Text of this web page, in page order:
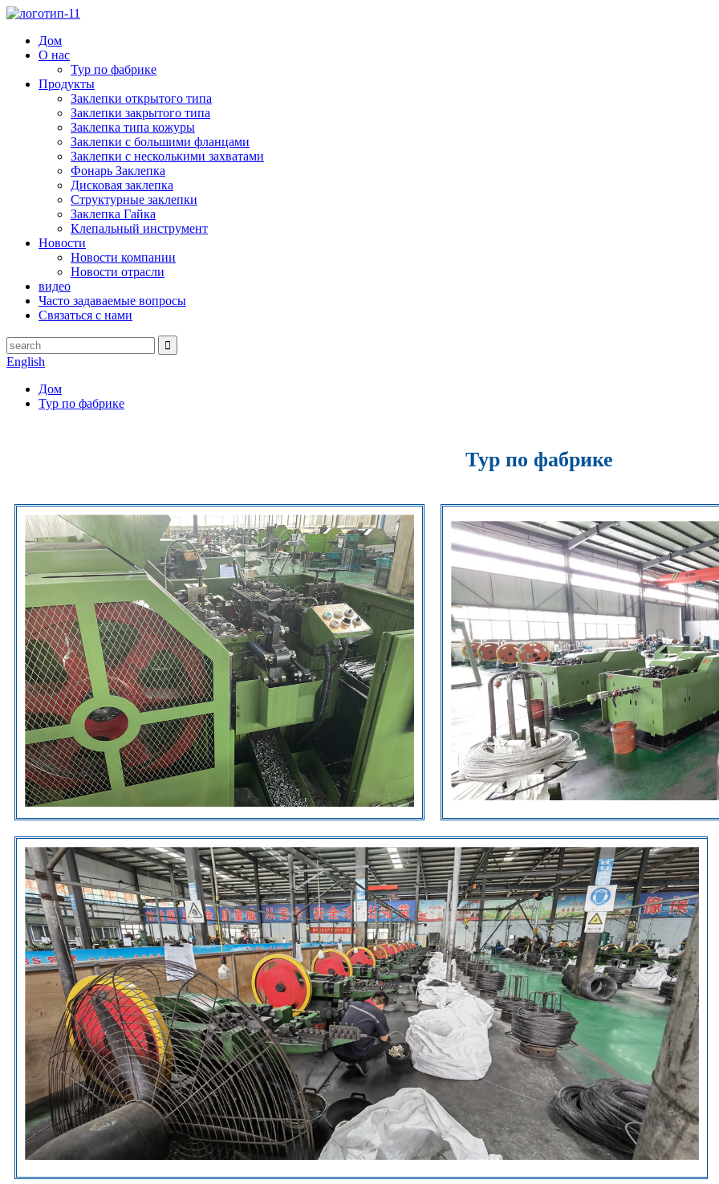
Дом
О нас
Тур по фабрике
Продукты
Заклепки открытого типа
Заклепки закрытого типа
Заклепка типа кожуры
Заклепки с большими фланцами
Заклепки с несколькими захватами
Фонарь Заклепка
Дисковая заклепка
Структурные заклепки
Заклепка Гайка
Клепальный инструмент
Новости
Новости компании
Новости отрасли
видео
Часто задаваемые вопросы
Связаться с нами
English
Дом
Тур по фабрике
Тур по фабрике